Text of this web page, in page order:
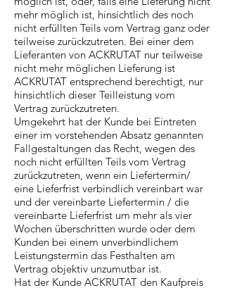
mehr möglich ist, hinsichtlich des noch
nicht erfüllten Teils vom Vertrag ganz oder
teilweise zurückzutreten. Bei einer dem
Lieferanten von ACKRUTAT nur teilweise
nicht mehr möglichen Lieferung ist
ACKRUTAT entsprechend berechtigt, nur
hinsichtlich dieser Teilleistung vom
Vertrag zurückzutreten.
Umgekehrt hat der Kunde bei Eintreten
einer im vorstehenden Absatz genannten
Fallgestaltungen das Recht, wegen des
noch nicht erfüllten Teils vom Vertrag
zurückzutreten, wenn ein Liefertermin/
eine Lieferfrist verbindlich vereinbart war
und der vereinbarte Liefertermin / die
vereinbarte Lieferfrist um mehr als vier
Wochen überschritten wurde oder dem
Kunden bei einem unverbindlichem
Leistungstermin das Festhalten am
Vertrag objektiv unzumutbar ist.
Hat der Kunde ACKRUTAT den Kaufpreis